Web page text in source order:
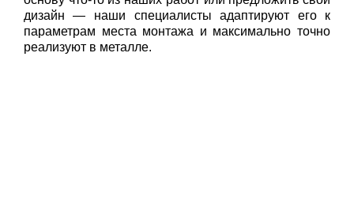
дизайн — наши специалисты адаптируют его к
параметрам места монтажа и максимально точно
реализуют в металле.